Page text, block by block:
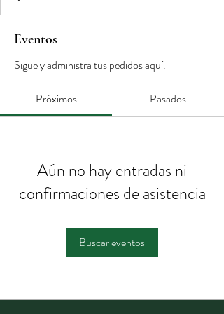
Eventos
Sigue y administra tus pedidos aquí.
Próximos Pasados
Aún no hay entradas ni
confirmaciones de asistencia
Buscar eventos